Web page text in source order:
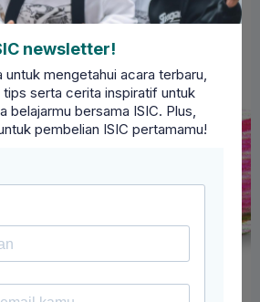
newsletter!
untuk mengetahui acara terbaru,
serta cerita inspiratif untuk
belajarmu bersama ISIC. Plus,
pembelian ISIC pertamamu!